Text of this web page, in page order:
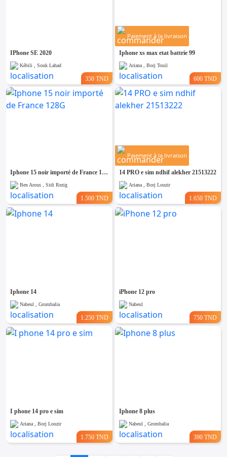
IPhone SE 2020
Kébili , Souk Lahad
350 TND
Paiement à la livraison
Iphone xs max etat battrie 99
Ariana , Borj Touil
600 TND
Iphone 15 noir importé de France 128G
Ben Arous , Sidi Rezig
1.500 TND
Paiement à la livraison
14 PRO e sim ndhif alekher 21513222
Ariana , Borj Louzir
1.650 TND
Iphone 14
Nabeul , Grombalia
1.250 TND
iPhone 12 pro
Nabeul
750 TND
I phone 14 pro e sim
Ariana , Borj Louzir
1.750 TND
Iphone 8 plus
Nabeul , Grombalia
390 TND